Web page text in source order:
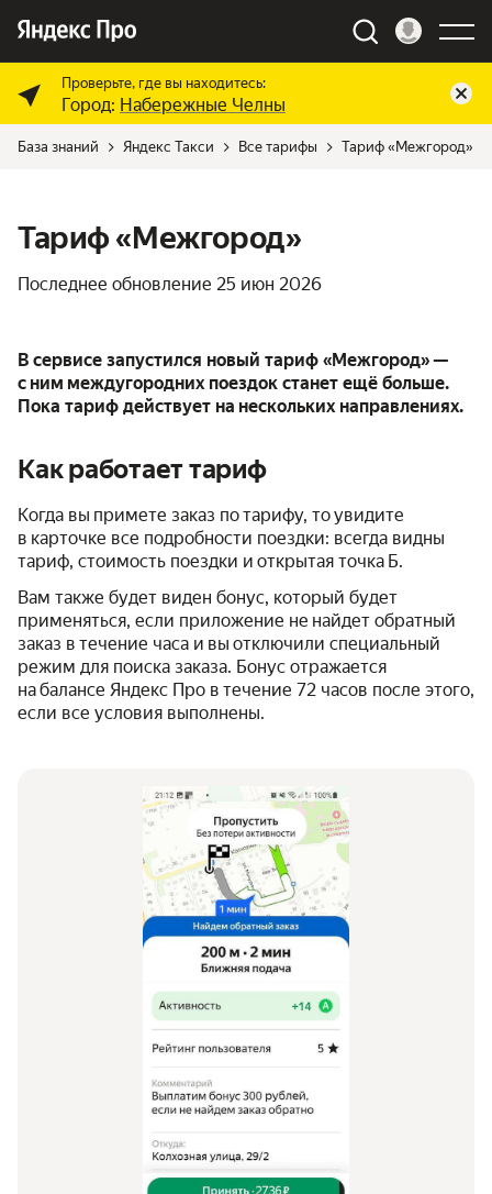
Проверьте, где вы находитесь:
Город: Набережные Челны
База знаний Яндекс Такси Все тарифы Тариф «Межгород»
Тариф «Межгород»
Последнее обновление 25 июн 2026
В сервисе запустился новый тариф «Межгород» —
с ним междугородних поездок станет ещё больше.
Пока тариф действует на нескольких направлениях.
Как работает тариф
Когда вы примете заказ по тарифу, то увидите
в карточке все подробности поездки: всегда видны
тариф, стоимость поездки и открытая точка Б.
Вам также будет виден бонус, который будет
применяться, если приложение не найдет обратный
заказ в течение часа и вы отключили специальный
режим для поиска заказа. Бонус отражается
на балансе Яндекс Про в течение 72 часов после этого,
если все условия выполнены.